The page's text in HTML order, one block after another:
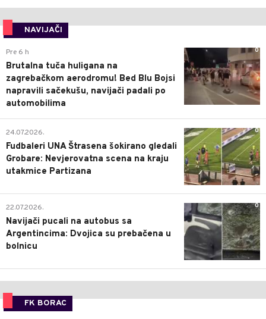
NAVIJAČI
0
Pre 6 h
Brutalna tuča huligana na
zagrebačkom aerodromu! Bed Blu Bojsi
napravili sačekušu, navijači padali po
automobilima
0
24.07.2026.
Fudbaleri UNA Štrasena šokirano gledali
Grobare: Nevjerovatna scena na kraju
utakmice Partizana
0
22.07.2026.
Navijači pucali na autobus sa
Argentincima: Dvojica su prebačena u
bolnicu
FK BORAC